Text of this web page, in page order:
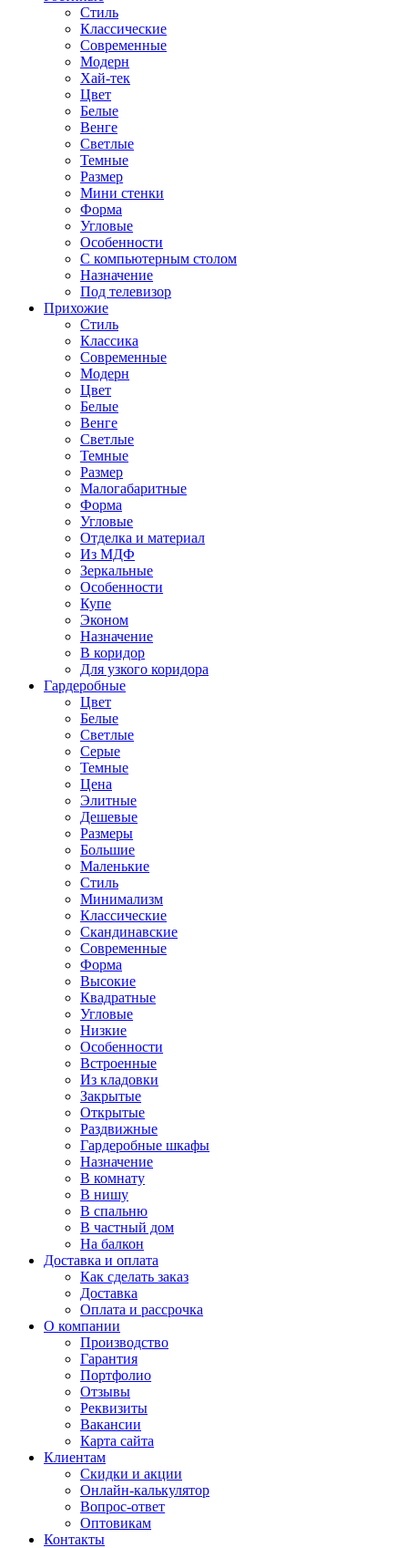
Стиль
Классические
Современные
Модерн
Хай-тек
Цвет
Белые
Венге
Светлые
Темные
Размер
Мини стенки
Форма
Угловые
Особенности
С компьютерным столом
Назначение
Под телевизор
Прихожие
Стиль
Классика
Современные
Модерн
Цвет
Белые
Венге
Светлые
Темные
Размер
Малогабаритные
Форма
Угловые
Отделка и материал
Из МДФ
Зеркальные
Особенности
Купе
Эконом
Назначение
В коридор
Для узкого коридора
Гардеробные
Цвет
Белые
Светлые
Серые
Темные
Цена
Элитные
Дешевые
Размеры
Большие
Маленькие
Стиль
Минимализм
Классические
Скандинавские
Современные
Форма
Высокие
Квадратные
Угловые
Низкие
Особенности
Встроенные
Из кладовки
Закрытые
Открытые
Раздвижные
Гардеробные шкафы
Назначение
В комнату
В нишу
В спальню
В частный дом
На балкон
Доставка и оплата
Как сделать заказ
Доставка
Оплата и рассрочка
О компании
Производство
Гарантия
Портфолио
Отзывы
Реквизиты
Вакансии
Карта сайта
Клиентам
Скидки и акции
Онлайн-калькулятор
Вопрос-ответ
Оптовикам
Контакты